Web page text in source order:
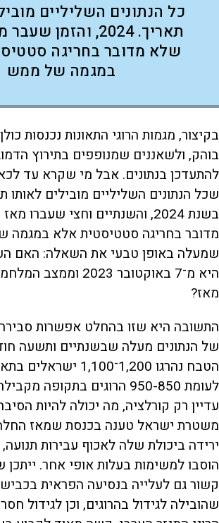
כל הנתונים השליליים
תאריך. 2024, והזמן
שלא מדובר בחריגה
במגמה של ממש
בקיצור, מגמות הרוגי התאונות נכנסות
בוהק, ולשאננים שמנופפים בתירוץ
להתעדכן בנתונים. אבל מי שקרא עד
שכל הנתונים השליליים מובילים לאותו
בשנת 2024, והשנתיים וחצי שעברו
מדובר בחריגה סטטיסטית אלא
שמעלה באופן טבעי את השאלה: האם
היא מ־7 באוקטובר 2023
מאז?
התשובה היא שזו בהחלט אפשרות
של הנתונים מעלה שבשנתיים ותשעה
הטבח נהרגו 1,200־1,100
לעומת 950-850 הרוגים בתקופה
עדיין רק קורלציה, מה יכולה להיות
משטרת ישראל טענה בכנסת שמאז
ירידה ביכולת שלה לאכוף עבירות
הוסבו למשימות בעלות אופי אחר.
קשור גם לעלייה בנסיעה הפראית
שהובילה לגידול בהרוגים, וכן לגידול